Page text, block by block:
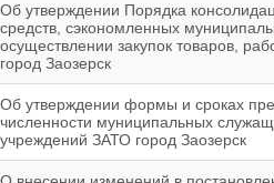
Об утверждении Порядка
средств, сэкономленных
осуществлении закупок товаров,
город Заозерск
Об утверждении формы и сроках
численности муниципальных
учреждений ЗАТО город Заозерск